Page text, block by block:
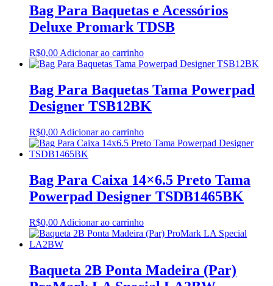
Bag Para Baquetas e Acessórios
Deluxe Promark TDSB
R$0,00 Adicionar ao carrinho
Bag Para Baquetas Tama Powerpad
Designer TSB12BK
R$0,00 Adicionar ao carrinho
Bag Para Caixa 14×6.5 Preto Tama
Powerpad Designer TSDB1465BK
R$0,00 Adicionar ao carrinho
Baqueta 2B Ponta Madeira (Par)